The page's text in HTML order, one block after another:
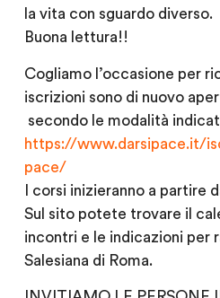
la vita con sguardo diverso.
Buona lettura!!
Cogliamo l’occasione per
iscrizioni sono di nuovo
secondo le modalità
https://www.darsipace.it/
pace/
I corsi inizieranno a partire
Sul sito potete trovare il
incontri e le indicazioni per
Salesiana di Roma.